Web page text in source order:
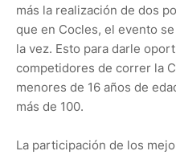
más la realización de dos
que en Cocles, el evento
la vez. Esto para darle
competidores de correr la
menores de 16 años de
más de 100.
La participación de los